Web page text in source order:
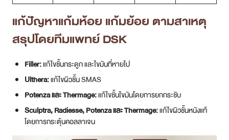
แก้ปัญหาแก้มห้อย แก้มย้อย ตามสาเหตุ
สรุปโดยทีมแพทย์ DSK
Filler:แก้ไขชั้นกระดูก และไขมันที่หายไป
Ulthera:แก้ไขผิวชั้น SMAS
Potenza และ Thermage:แก้ไขชั้นไขมันโดยการยกกระชับ
Sculptra, Radiesse, Potenza และ Thermage:แก้ไขผิวชั้นหนังแท้
โดยการกระตุ้นคอลลาเจน